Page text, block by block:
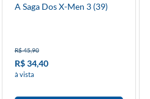
A Saga Dos X-Men 3 (39)
R$ 45,90
R$ 34,40
à vista